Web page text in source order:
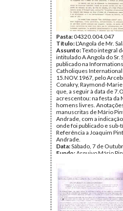
Pasta:04320.004.047
Título:L'Angola de Mr.
Assunto:Texto integral
intitulado A Angola do Sr.
publicado na Informations
Catholiques
15.NOV.1967, pelo
Conakry, Raymond-
que, a seguir à data de
acrescentou: na festa da
homens livres.
manuscritas de Mário
Andrade, com a
onde foi publicado e sub-
Referência a Joaquim
Andrade.
Data:Sábado, 7 de
Fundo: Arquivo Mário